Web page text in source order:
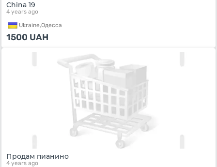
China 19
4 years ago
Ukraine,Одесса
1500 UAH
Продам пианино
4 years ago